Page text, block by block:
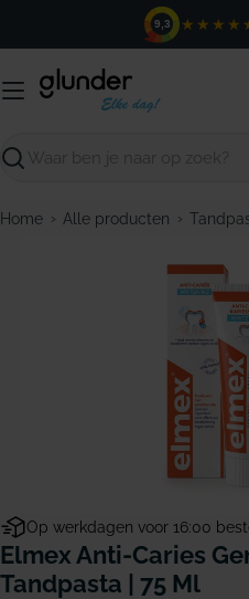
inhoud
9,3
Zoeken
Home › Alle producten ›
Open media 0 in modaal
Op werkdagen voor 16:00
Elmex Anti-Caries
Tandpasta | 75 Ml